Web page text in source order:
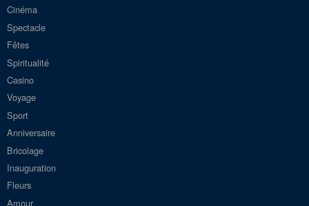
Cinéma
Spectacle
Fêtes
Spiritualité
Casino
Voyage
Sport
Anniversaire
Bricolage
Inauguration
Fleurs
Amour